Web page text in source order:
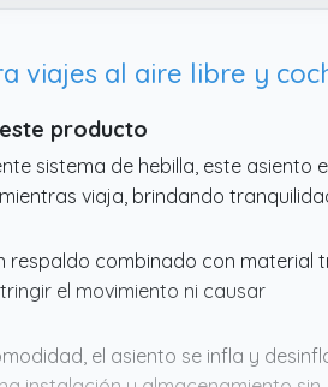
viajes al aire libre y
producto
sistema de hebilla, este asiento
viaja, brindando
respaldo combinado con material
el movimiento ni causar
el asiento se infla y